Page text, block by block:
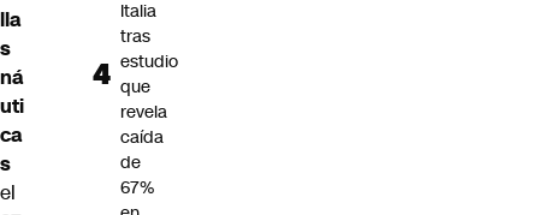
lla
s
ná
uti
ca
s
el
Italia
tras
estudio
que
revela
caída
de
67%